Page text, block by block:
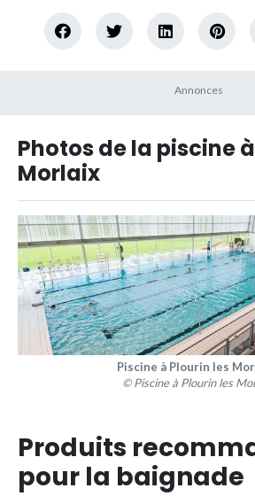
Photos de la piscine
Morlaix
Piscine à Plourin les
© Piscine à Plourin les
Produits
pour la baignade